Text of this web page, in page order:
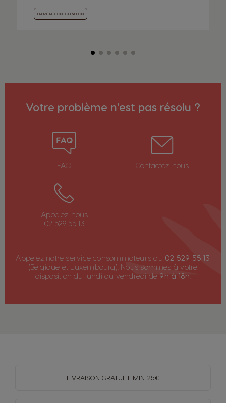
PREMIÈRE CONFIGURATION
Votre problème n'est pas résolu ?
FAQ Contactez-nous
Appelez-nous
02 529 55 13
Appelez notre service consommateurs au 02 529 55 13
(Belgique et Luxembourg). Nous sommes à votre
disposition du lundi au vendredi de 9h à 18h
LIVRAISON GRATUITE MIN. 25€